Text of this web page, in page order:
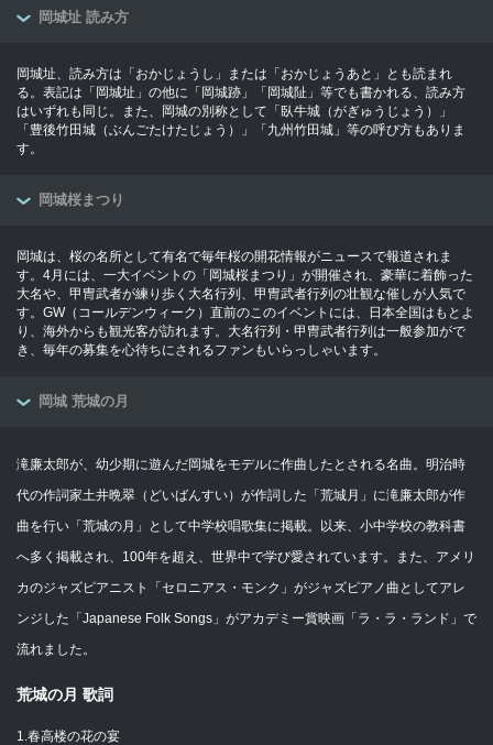
岡城址 読み方
岡城址、読み方は「おかじょうし」または「おかじょうあと」とも読まれ
る。表記は「岡城址」の他に「岡城跡」「岡城阯」等でも書かれる、読み方
はいずれも同じ。また、岡城の別称として「臥牛城（がぎゅうじょう）」
「豊後竹田城（ぶんごたけたじょう）」「九州竹田城」等の呼び方もありま
す。
岡城桜まつり
岡城は、桜の名所として有名で毎年桜の開花情報がニュースで報道されま
す。4月には、一大イベントの「岡城桜まつり」が開催され、豪華に着飾った
大名や、甲冑武者が練り歩く大名行列、甲冑武者行列の壮観な催しが人気で
す。GW（コールデンウィーク）直前のこのイベントには、日本全国はもとよ
り、海外からも観光客が訪れます。大名行列・甲冑武者行列は一般参加がで
き、毎年の募集を心待ちにされるファンもいらっしゃいます。
岡城 荒城の月
滝廉太郎が、幼少期に遊んだ岡城をモデルに作曲したとされる名曲。明治時
代の作詞家土井晩翠（どいばんすい）が作詞した「荒城月」に滝廉太郎が作
曲を行い「荒城の月」として中学校唱歌集に掲載。以来、小中学校の教科書
へ多く掲載され、100年を超え、世界中で学び愛されています。また、アメリ
カのジャズピアニスト「セロニアス・モンク」がジャズピアノ曲としてアレ
ンジした「Japanese Folk Songs」がアカデミー賞映画「ラ・ラ・ランド」で
流れました。
荒城の月 歌詞
1.春高楼の花の宴